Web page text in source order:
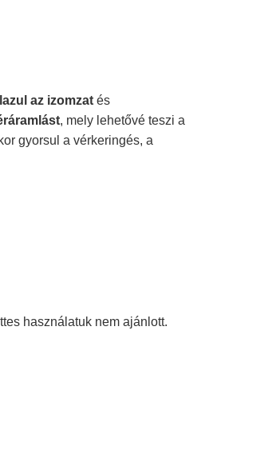
az izomzat és
, mely lehetővé teszi a
gyorsul a vérkeringés, a
használatuk nem ajánlott.